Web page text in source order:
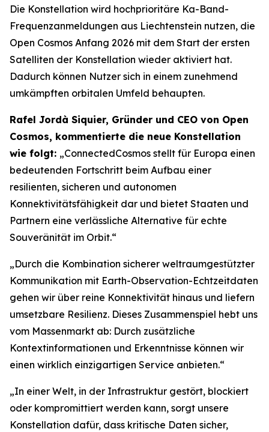
Die Konstellation wird hochprioritäre Ka-Band-
Frequenzanmeldungen aus Liechtenstein nutzen, die
Open Cosmos Anfang 2026 mit dem Start der ersten
Satelliten der Konstellation wieder aktiviert hat.
Dadurch können Nutzer sich in einem zunehmend
umkämpften orbitalen Umfeld behaupten.
Rafel Jordà Siquier, Gründer und CEO von Open
Cosmos, kommentierte die neue Konstellation
wie folgt: „ConnectedCosmos stellt für Europa einen
bedeutenden Fortschritt beim Aufbau einer
resilienten, sicheren und autonomen
Konnektivitätsfähigkeit dar und bietet Staaten und
Partnern eine verlässliche Alternative für echte
Souveränität im Orbit.“
„Durch die Kombination sicherer weltraumgestützter
Kommunikation mit Earth-Observation-Echtzeitdaten
gehen wir über reine Konnektivität hinaus und liefern
umsetzbare Resilienz. Dieses Zusammenspiel hebt uns
vom Massenmarkt ab: Durch zusätzliche
Kontextinformationen und Erkenntnisse können wir
einen wirklich einzigartigen Service anbieten.“
„In einer Welt, in der Infrastruktur gestört, blockiert
oder kompromittiert werden kann, sorgt unsere
Konstellation dafür, dass kritische Daten sicher,